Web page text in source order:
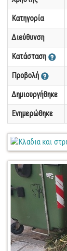
Κατηγορία
Διεύθυνση
Κατάσταση
Προβολή
Δημιουργήθηκε
Ενημερώθηκε